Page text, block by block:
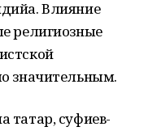
Влияние
религиозные
значительным.
татар, суфиев-